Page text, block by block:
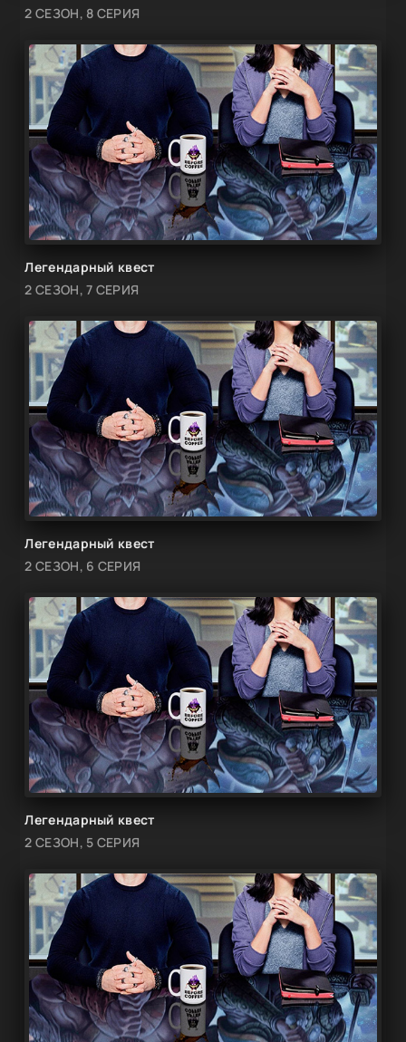
2 СЕЗОН, 8 СЕРИЯ
Легендарный квест
2 СЕЗОН, 7 СЕРИЯ
Легендарный квест
2 СЕЗОН, 6 СЕРИЯ
Легендарный квест
2 СЕЗОН, 5 СЕРИЯ